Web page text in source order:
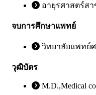
อายุรศาสตร์ส
จบการศึกษาแพทย์
วิทยาลัยแพทย์
วุฒิบัตร
M.D.,Medical